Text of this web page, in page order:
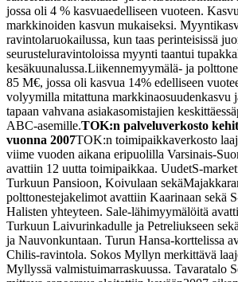
jossa oli 4 % kasvuaedelliseen vuoteen.
markkinoiden kasvun mukaiseksi. Myynti
ravintolaruokailussa, kun taas perinteisissä
seurusteluravintoloissa myynti taantui
kesäkuunalussa.Liikennemyymälä- ja
85 M€, jossa oli kasvua 14% edelliseen
volyymilla mitattuna markkinaosuudenkasvu
tapaan vahvana asiakasomistajien keskittäessä
ABC-asemille.TOK:n palveluverkosto
vuonna 2007TOK:n toimipaikkaverkosto
viime vuoden aikana eripuolilla Varsinais-
avattiin 12 uutta toimipaikkaa. UudetS-
Turkuun Pansioon, Koivulaan sekä
polttonestejakelimot avattiin Kaarinaan sekä
Halisten yhteyteen. Sale-lähimyymälöitä
Turkuun Laivurinkadulle ja Petreliukseen
ja Nauvonkuntaan. Turun Hansa-korttelissa
Chilis-ravintola. Sokos Myllyn merkittävä
Myllyssä valmistuimarraskuussa. Tavaratalo